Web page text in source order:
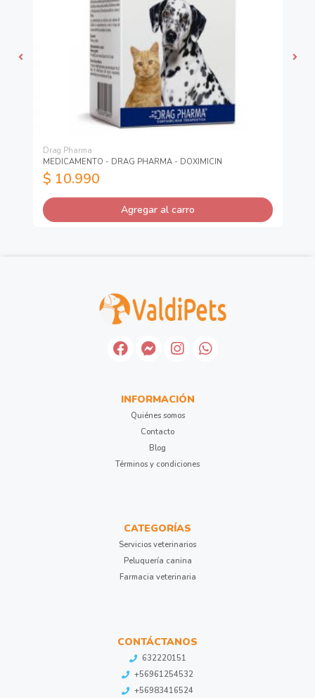
Drag Pharma
MEDICAMENTO - DRAG PHARMA - DOXIMICIN
$ 10.990
Agregar al carro
INFORMACIÓN
Quiénes somos
Contacto
Blog
Términos y condiciones
CATEGORÍAS
Servicios veterinarios
Peluquería canina
Farmacia veterinaria
CONTÁCTANOS
632220151
+56961254532
+56983416524